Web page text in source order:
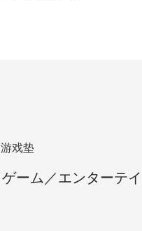
ーム／エンターテイ